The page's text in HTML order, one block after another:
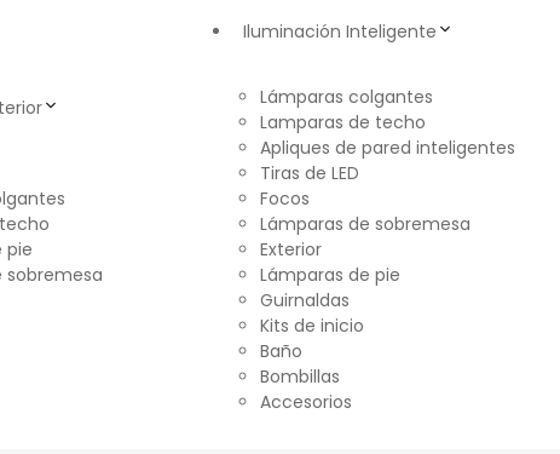
pie
sobremesa
Iluminación Inteligente
Lámparas colgantes
Lamparas de techo
Apliques de pared inteligentes
Tiras de LED
Focos
Lámparas de sobremesa
Exterior
Lámparas de pie
Guirnaldas
Kits de inicio
Baño
Bombillas
Accesorios